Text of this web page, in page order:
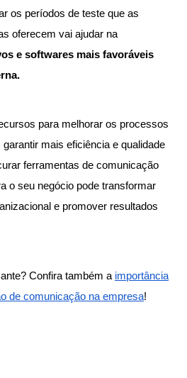
os períodos de teste que as
oferecem vai ajudar na
e softwares mais favoráveis
para melhorar os processos
mais eficiência e qualidade
ferramentas de comunicação
o seu negócio pode transformar
e promover resultados
Confira também a importância
de comunicação na empresa!